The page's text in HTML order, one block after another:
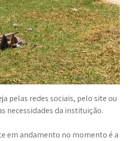
pelas redes sociais, pelo site ou
necessidades da instituição.
em andamento no momento é a